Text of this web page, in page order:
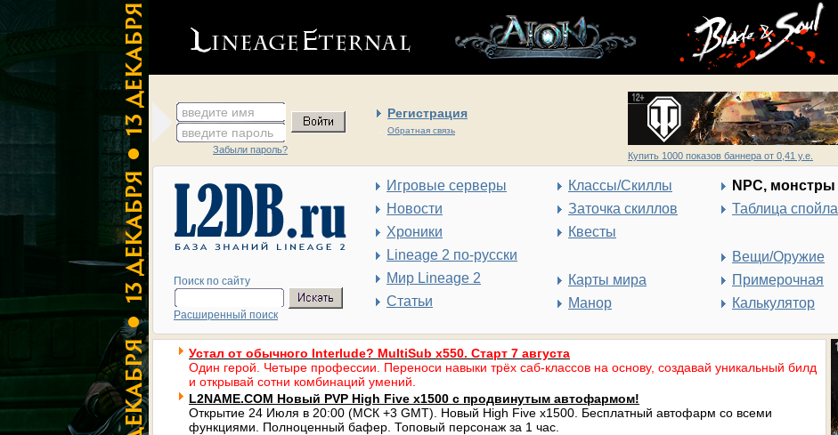
введите имя Регистрация
Обратная связь
введите пароль
Забыли пароль?
Купить 1000 показов баннера от 0,41 у.е.
Поиск по сайту
Расширенный поиск
Игровые серверы
Новости
Хроники
Lineage 2 по-русски
Мир Lineage 2
Статьи
Классы/Скиллы
Заточка скиллов
Квесты
Карты мира
Манор
NPC, монстры
Таблица спойла
Вещи/Оружие
Примерочная
Калькулятор
Устал от обычного Interlude? MultiSub x550. Старт 7 августа
Один герой. Четыре профессии. Переноси навыки трёх саб-классов на основу, создавай уникальный билд
и открывай сотни комбинаций умений.
L2NAME.COM Новый PVP High Five x1500 с продвинутым автофармом!
Открытие 24 Июля в 20:00 (МСК +3 GMT). Новый High Five x1500. Бесплатный автофарм со всеми
функциями. Полноценный бафер. Топовый персонаж за 1 час.